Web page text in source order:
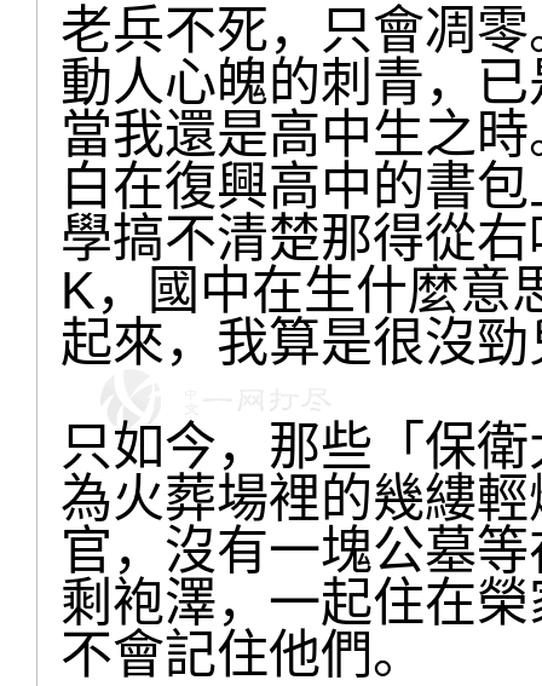
老兵不死，只會凋
動人心魄的刺青，
當我還是高中生之
白在復興高中的書
學搞不清楚那得從
K，國中在生什麼意
起來，我算是很沒
只如今，那些「保
為火葬場裡的幾縷
官，沒有一塊公墓
剩袍澤，一起住在
不會記住他們。